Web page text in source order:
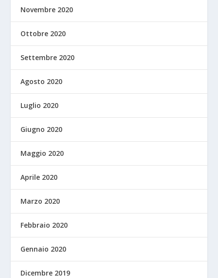
Novembre 2020
Ottobre 2020
Settembre 2020
Agosto 2020
Luglio 2020
Giugno 2020
Maggio 2020
Aprile 2020
Marzo 2020
Febbraio 2020
Gennaio 2020
Dicembre 2019